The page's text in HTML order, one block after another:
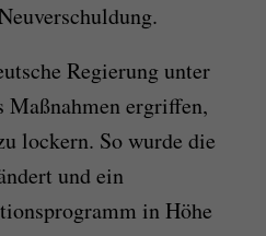
Regierung unter
ergriffen,
lockern. So wurde die
und ein
in Höhe